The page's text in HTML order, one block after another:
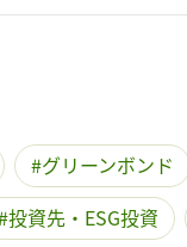
グリーンボンド
投資先・ESG投資